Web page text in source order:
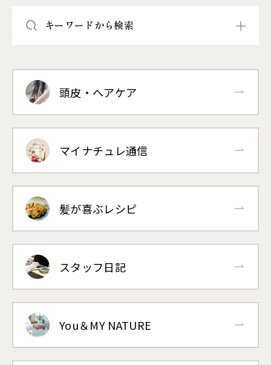
キーワードから検索
頭皮・ヘアケア
マイナチュレ通信
髪が喜ぶレシピ
スタッフ日記
You＆MY NATURE